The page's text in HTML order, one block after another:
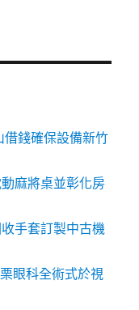
錢確保設備新竹
麻將桌並彰化房
手套訂製中古機
眼科全術式於視